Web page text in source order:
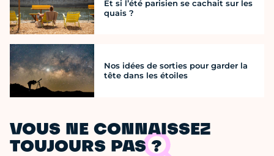
Et si l’été parisien se cachait sur les
quais ?
Nos idées de sorties pour garder la
tête dans les étoiles
VOUS NE CONNAISSEZ
TOUJOURS PAS ?